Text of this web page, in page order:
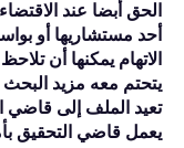
الحق أبضا عند
أحد مستشاريها أو
الاتهام يمكنها أن
يتحتم معه مزيد
تعيد الملف إلى قاضي
يعمل قاضي التحقيق